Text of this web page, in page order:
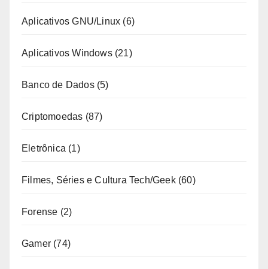
Aplicativos GNU/Linux (6)
Aplicativos Windows(21)
Banco de Dados(5)
Criptomoedas (87)
Eletrônica (1)
Filmes, Séries e Cultura Tech/Geek(60)
Forense (2)
Gamer (74)